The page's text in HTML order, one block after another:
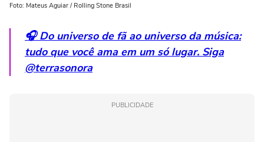
Foto: Mateus Aguiar / Rolling Stone Brasil
🎧 Do universo de fã ao universo da música:
tudo que você ama em um só lugar. Siga
@terrasonora
PUBLICIDADE